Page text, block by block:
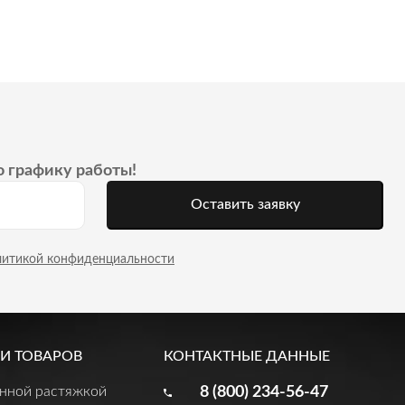
графику работы!
Оставить заявку
конфиденциальности
ТОВАРОВ
растяжкой
КОНТАКТНЫЕ ДАННЫЕ
8 (800) 234-56-47